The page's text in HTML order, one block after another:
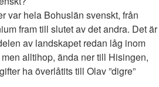
var hela Bohuslän svenskt, från
fram till slutet av det andra. Det är
av landskapet redan låg inom
alltihop, ända ner till Hisingen,
ha överlåtits till Olav ”digre”